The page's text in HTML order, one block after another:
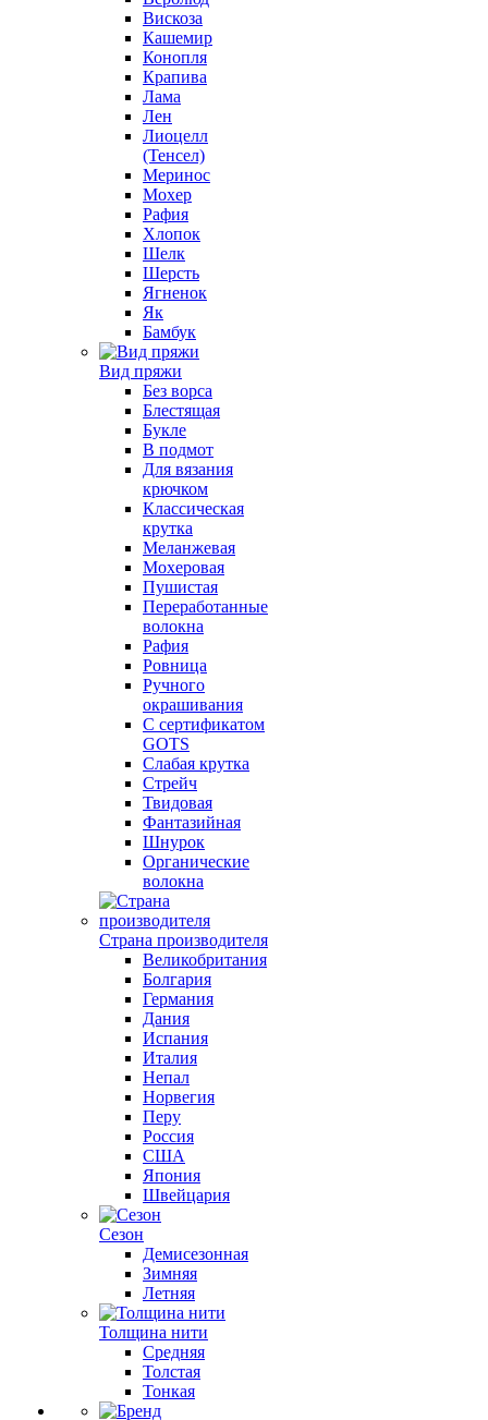
Вискоза
Кашемир
Конопля
Крапива
Лама
Лен
Лиоцелл
(Тенсел)
Меринос
Мохер
Рафия
Хлопок
Шелк
Шерсть
Ягненок
Як
Бамбук
Вид пряжи
Без ворса
Блестящая
Букле
В подмот
Для вязания
крючком
Классическая
крутка
Меланжевая
Мохеровая
Пушистая
Переработанные
волокна
Рафия
Ровница
Ручного
окрашивания
С сертификатом
GOTS
Слабая крутка
Стрейч
Твидовая
Фантазийная
Шнурок
Органические
волокна
Страна производителя
Великобритания
Болгария
Германия
Дания
Испания
Италия
Непал
Норвегия
Перу
Россия
США
Япония
Швейцария
Сезон
Демисезонная
Зимняя
Летняя
Толщина нити
Средняя
Толстая
Тонкая